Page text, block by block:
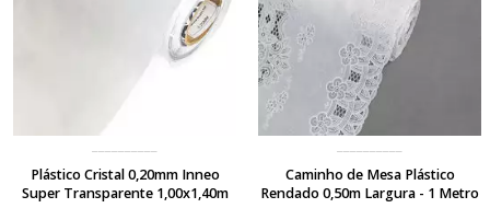
Plástico Cristal 0,20mm Inneo
Super Transparente 1,00x1,40m
Caminho de Mesa Plástico
Rendado 0,50m Largura - 1 Metro